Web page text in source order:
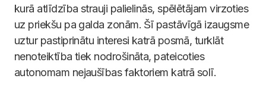
kurā atlīdzība strauji palielinās, spēlētājam virzoties
uz priekšu pa galda zonām. Šī pastāvīgā izaugsme
uztur pastiprinātu interesi katrā posmā, turklāt
nenoteiktība tiek nodrošināta, pateicoties
autonomam nejaušības faktoriem katrā solī.